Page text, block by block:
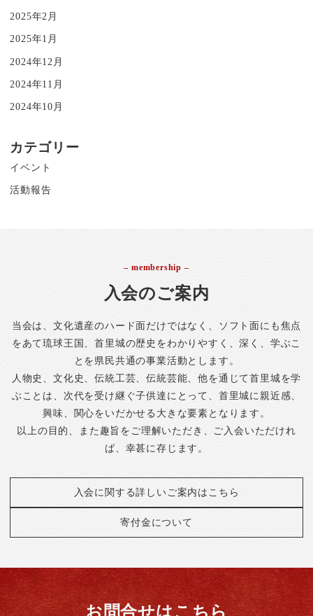
2025年2月
2025年1月
2024年12月
2024年11月
2024年10月
カテゴリー
イベント
活動報告
– membership –
入会のご案内
当会は、文化遺産のハード面だけではなく、ソフト面にも焦点
をあて琉球王国、首里城の歴史をわかりやすく、深く、学ぶこ
とを県民共通の事業活動とします。
人物史、文化史、伝統工芸、伝統芸能、他を通じて首里城を学
ぶことは、次代を受け継ぐ子供達にとって、首里城に親近感、
興味、関心をいだかせる大きな要素となります。
以上の目的、また趣旨をご理解いただき、ご入会いただけれ
ば、幸甚に存じます。
入会に関する詳しいご案内はこちら
寄付金について
お問合せはこちら